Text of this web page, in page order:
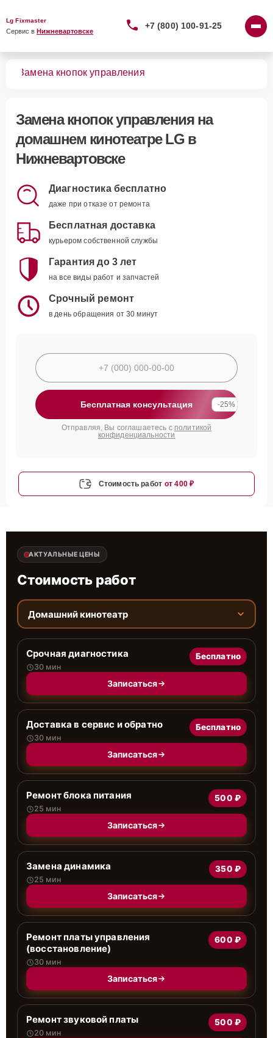
Lg Fixmaster
Сервис в Нижневартовске
+7 (800) 100-91-25
Замена кнопок управления
Замена кнопок управленияна
домашнем кинотеатре LG в
Нижневартовске
Диагностика бесплатно
даже при отказе от ремонта
Бесплатная доставка
курьером собственной службы
Гарантия до 3 лет
на все виды работ и запчастей
Срочный ремонт
в день обращения от 30 минут
Бесплатная консультация -25%
Отправляя, Вы соглашаетесь с политикой
конфиденциальности
Стоимость работ от 400 ₽
АКТУАЛЬНЫЕ ЦЕНЫ
Стоимость работ
Домашний кинотеатр
Срочная диагностика
30 мин
Бесплатно
Записаться
Доставка в сервис и обратно
30 мин
Бесплатно
Записаться
Ремонт блока питания
25 мин
500 ₽
Записаться
Замена динамика
25 мин
350 ₽
Записаться
Ремонт платы управления
(восстановление)
30 мин
600 ₽
Записаться
Ремонт звуковой платы
20 мин
500 ₽